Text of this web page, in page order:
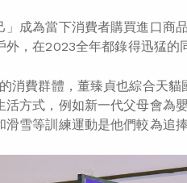
成為當下消費者購買進口商
，在2023全年都錄得迅猛的
消費群體，董臻貞也綜合天
活方式，例如新一代父母會為
雪等訓練運動是他們較為追